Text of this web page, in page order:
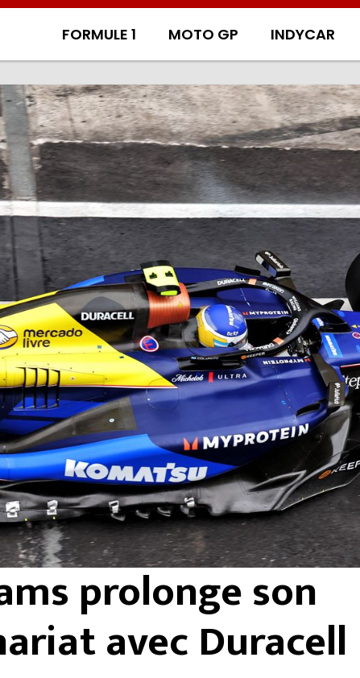
FORMULE 1 MOTO GP INDYCAR
prolonge son
avec Duracell